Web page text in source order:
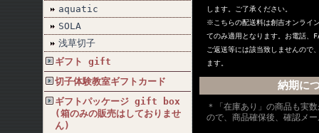
aquatic
SOLA
浅草切子
ギフト gift
切子体験教室ギフトカード
ギフトパッケージ gift box
(箱のみの販売はしておりませ
ん)
します。ご了承ください。
※こちらの配送料は創吉オンライ
てのみ適用となります。お電話、
ご返送等には該当致しませんので
ます。
納期に
＊「在庫あり」の商品も実
ので、商品確保後、確認メ